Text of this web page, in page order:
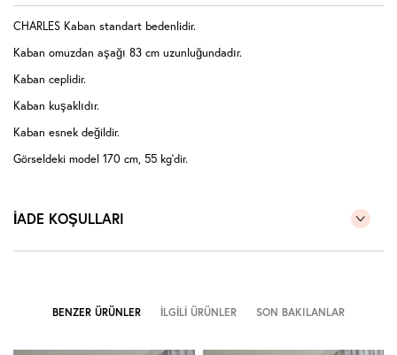
CHARLES Kaban standart bedenlidir.
Kaban omuzdan aşağı 83 cm uzunluğundadır.
Kaban ceplidir.
Kaban kuşaklıdır.
Kaban esnek değildir.
Görseldeki model 170 cm, 55 kg'dir.
İADE KOŞULLARI
BENZER ÜRÜNLER İLGILI ÜRÜNLER SON BAKILANLAR